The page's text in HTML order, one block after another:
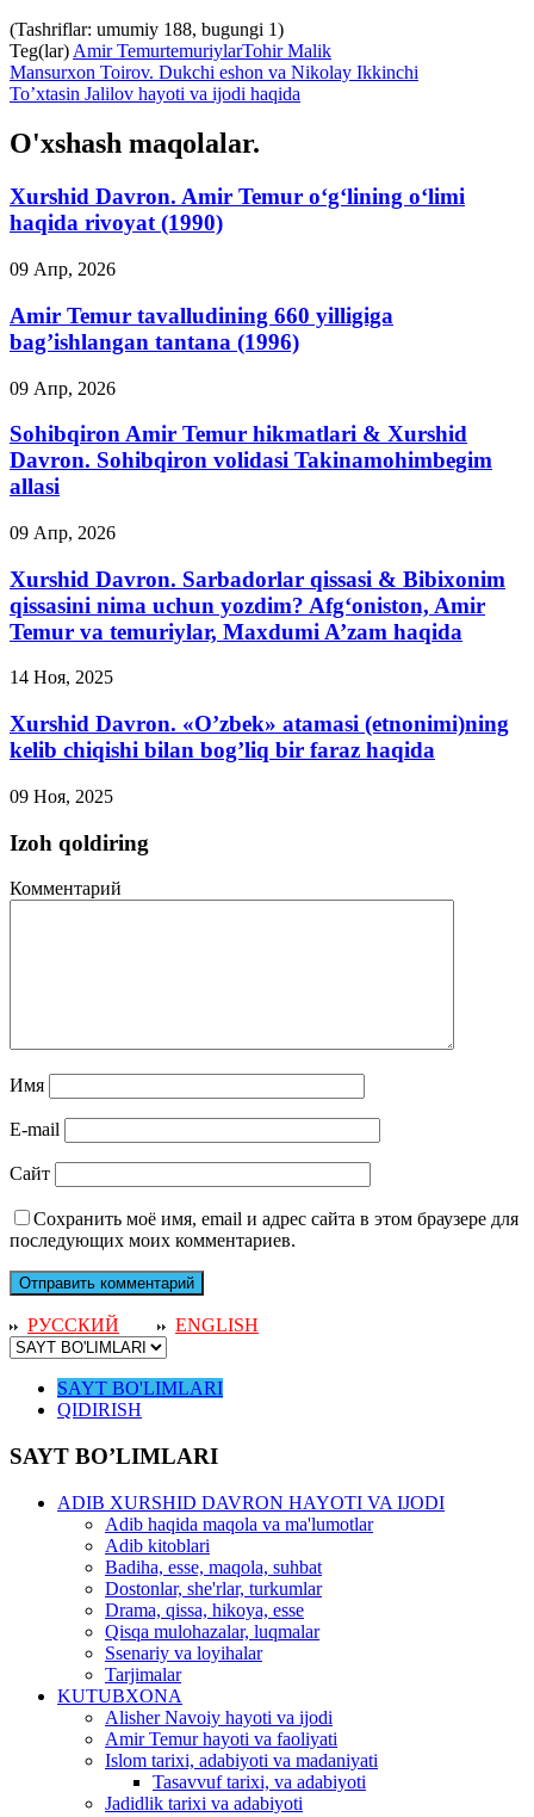
(Tashriflar: umumiy 188, bugungi 1)
Teg(lar) Amir TemurtemuriylarTohir Malik
Mansurxon Toirov. Dukchi eshon va Nikolay Ikkinchi
To’xtasin Jalilov hayoti va ijodi haqida
O'xshash maqolalar.
Xurshid Davron. Amir Temur o‘g‘lining o‘limi
haqida rivoyat (1990)
09 Апр, 2026
Amir Temur tavalludining 660 yilligiga
bag’ishlangan tantana (1996)
09 Апр, 2026
Sohibqiron Amir Temur hikmatlari & Xurshid
Davron. Sohibqiron volidasi Takinamohimbegim
allasi
09 Апр, 2026
Xurshid Davron. Sarbadorlar qissasi & Bibixonim
qissasini nima uchun yozdim? Afg‘oniston, Amir
Temur va temuriylar, Maxdumi A’zam haqida
14 Ноя, 2025
Xurshid Davron. «O’zbek» atamasi (etnonimi)ning
kelib chiqishi bilan bog’liq bir faraz haqida
09 Ноя, 2025
Izoh qoldiring
Комментарий
Имя
E-mail
Сайт
Сохранить моё имя, email и адрес сайта в этом браузере для
последующих моих комментариев.
РУССКИЙ ENGLISH
SAYT BO'LIMLARI
QIDIRISH
SAYT BO’LIMLARI
ADIB XURSHID DAVRON HAYOTI VA IJODI
Adib haqida maqola va ma'lumotlar
Adib kitoblari
Badiha, esse, maqola, suhbat
Dostonlar, she'rlar, turkumlar
Drama, qissa, hikoya, esse
Qisqa mulohazalar, luqmalar
Ssenariy va loyihalar
Tarjimalar
KUTUBXONA
Alisher Navoiy hayoti va ijodi
Amir Temur hayoti va faoliyati
Islom tarixi, adabiyoti va madaniyati
Tasavvuf tarixi, va adabiyoti
Jadidlik tarixi va adabiyoti